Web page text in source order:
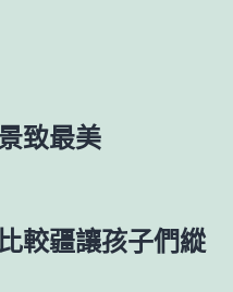
致最美
較疆讓孩子們縱